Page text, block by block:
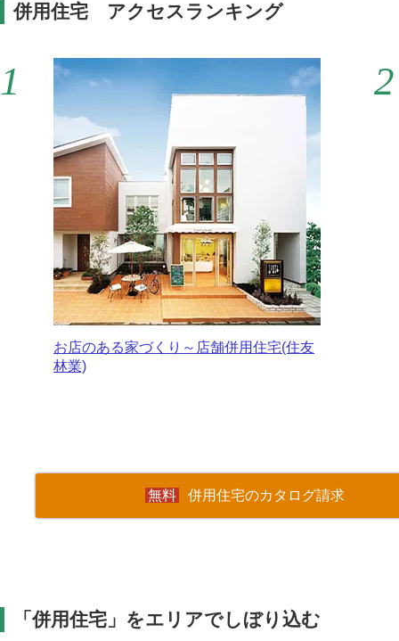
併用住宅 アクセスランキング
お店のある家づくり～店舗併用住宅(住友
林業)
併用住宅のカタログ請求
「併用住宅」をエリアでしぼり込む